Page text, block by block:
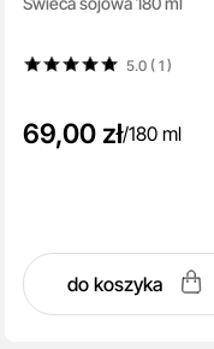
5.0 ( 1)
69,00 zł/180 ml
do koszyka